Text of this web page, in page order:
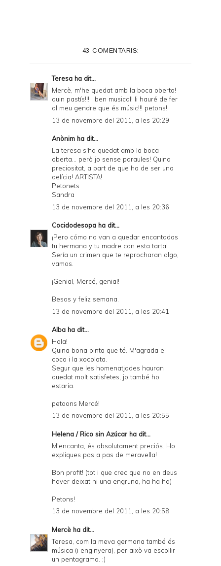
i
y
a
n
P
D
43 COMENTARIS:
Teresa ha dit...
Mercè, m'he quedat amb la boca oberta!
quin pastís!!! i ben musical! li hauré de fer
al meu gendre que és músic!!! petons!
13 de novembre del 2011, a les 20:29
Anònim ha dit...
La teresa s'ha quedat amb la boca
oberta... però jo sense paraules! Quina
preciositat, a part de que ha de ser una
delícia! ARTISTA!
Petonets
Sandra
13 de novembre del 2011, a les 20:36
Cocidodesopa ha dit...
¡Pero cómo no van a quedar encantadas
tu hermana y tu madre con esta tarta!
Sería un crimen que te reprocharan algo,
vamos.
¡Genial, Mercé, genial!
Besos y feliz semana.
13 de novembre del 2011, a les 20:41
Alba ha dit...
Hola!
Quina bona pinta que té. M'agrada el
coco i la xocolata.
Segur que les homenatjades hauran
quedat molt satisfetes, jo també ho
estaria.
petoons Mercé!
13 de novembre del 2011, a les 20:55
Helena / Rico sin Azúcar ha dit...
M'encanta, és absolutament preciós. Ho
expliques pas a pas de meravella!
Bon profit! (tot i que crec que no en deus
haver deixat ni una engruna, ha ha ha)
Petons!
13 de novembre del 2011, a les 20:58
Mercè ha dit...
Teresa, com la meva germana també és
música (i enginyera), per això va escollir
un pentagrama. ;)